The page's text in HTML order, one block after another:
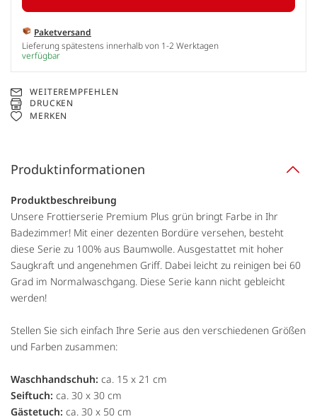
Paketversand
Lieferung spätestens innerhalb von 1-2 Werktagen
verfügbar
WEITEREMPFEHLEN
DRUCKEN
MERKEN
Produktinformationen
Produktbeschreibung
Unsere Frottierserie Premium Plus grün bringt Farbe in Ihr
Badezimmer! Mit einer dezenten Bordüre versehen, besteht
diese Serie zu 100% aus Baumwolle. Ausgestattet mit hoher
Saugkraft und angenehmen Griff. Dabei leicht zu reinigen bei 60
Grad im Normalwaschgang. Diese Serie kann nicht gebleicht
werden!
Stellen Sie sich einfach Ihre Serie aus den verschiedenen Größen
und Farben zusammen:
Waschhandschuh: ca. 15 x 21 cm
Seiftuch: ca. 30 x 30 cm
Gästetuch: ca. 30 x 50 cm